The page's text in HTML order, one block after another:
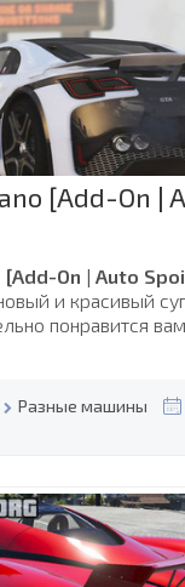
[Add-On |
[Add-On | Auto
и красивый
понравится
Разные машины